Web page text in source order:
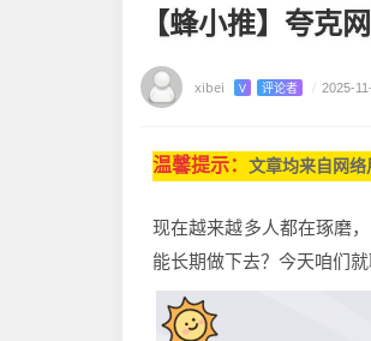
【蜂小推】夸克
xibei V 评论者 / 2025-
温馨提示： 文章均来自网络
现在越来越多人都在琢磨
能长期做下去？今天咱们